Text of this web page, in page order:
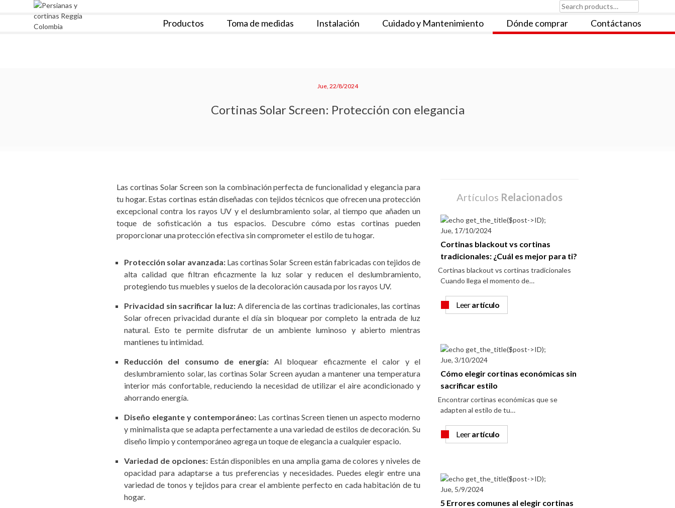
Search
for:
Productos Toma de medidas Instalación Cuidado y Mantenimiento Dónde comprar Contáctanos
Jue, 22/8/2024
Cortinas Solar Screen: Protección con elegancia
Las cortinas Solar Screen son la combinación perfecta de funcionalidad y elegancia para
tu hogar. Estas cortinas están diseñadas con tejidos técnicos que ofrecen una protección
excepcional contra los rayos UV y el deslumbramiento solar, al tiempo que añaden un
toque de sofisticación a tus espacios. Descubre cómo estas cortinas pueden
proporcionar una protección efectiva sin comprometer el estilo de tu hogar.
Protección solar avanzada: Las cortinas Solar Screen están fabricadas con tejidos de
alta calidad que filtran eficazmente la luz solar y reducen el deslumbramiento,
protegiendo tus muebles y suelos de la decoloración causada por los rayos UV.
Privacidad sin sacrificar la luz: A diferencia de las cortinas tradicionales, las cortinas
Solar ofrecen privacidad durante el día sin bloquear por completo la entrada de luz
natural. Esto te permite disfrutar de un ambiente luminoso y abierto mientras
mantienes tu intimidad.
Reducción del consumo de energía: Al bloquear eficazmente el calor y el
deslumbramiento solar, las cortinas Solar Screen ayudan a mantener una temperatura
interior más confortable, reduciendo la necesidad de utilizar el aire acondicionado y
ahorrando energía.
Diseño elegante y contemporáneo:Las cortinas Screen tienen un aspecto moderno
y minimalista que se adapta perfectamente a una variedad de estilos de decoración. Su
diseño limpio y contemporáneo agrega un toque de elegancia a cualquier espacio.
Variedad de opciones:Están disponibles en una amplia gama de colores y niveles de
opacidad para adaptarse a tus preferencias y necesidades. Puedes elegir entre una
variedad de tonos y tejidos para crear el ambiente perfecto en cada habitación de tu
hogar.
Artículos Relacionados
Jue, 17/10/2024
Cortinas blackout vs cortinas
tradicionales: ¿Cuál es mejor para ti?
Cortinas blackout vs cortinas tradicionales
Cuando llega el momento de…
Leerartículo
Jue, 3/10/2024
Cómo elegir cortinas económicas sin
sacrificar estilo
Encontrar cortinas económicas que se
adapten al estilo de tu…
Leerartículo
Jue, 5/9/2024
5 Errores comunes al elegir cortinas